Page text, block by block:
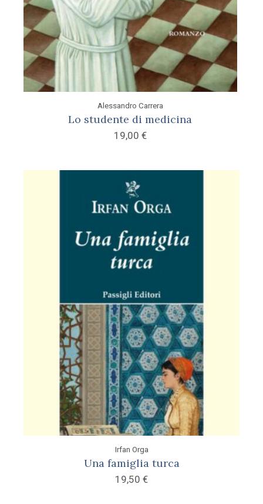
Alessandro Carrera
Lo studente di medicina
19,00 €
Irfan Orga
Una famiglia turca
19,50 €